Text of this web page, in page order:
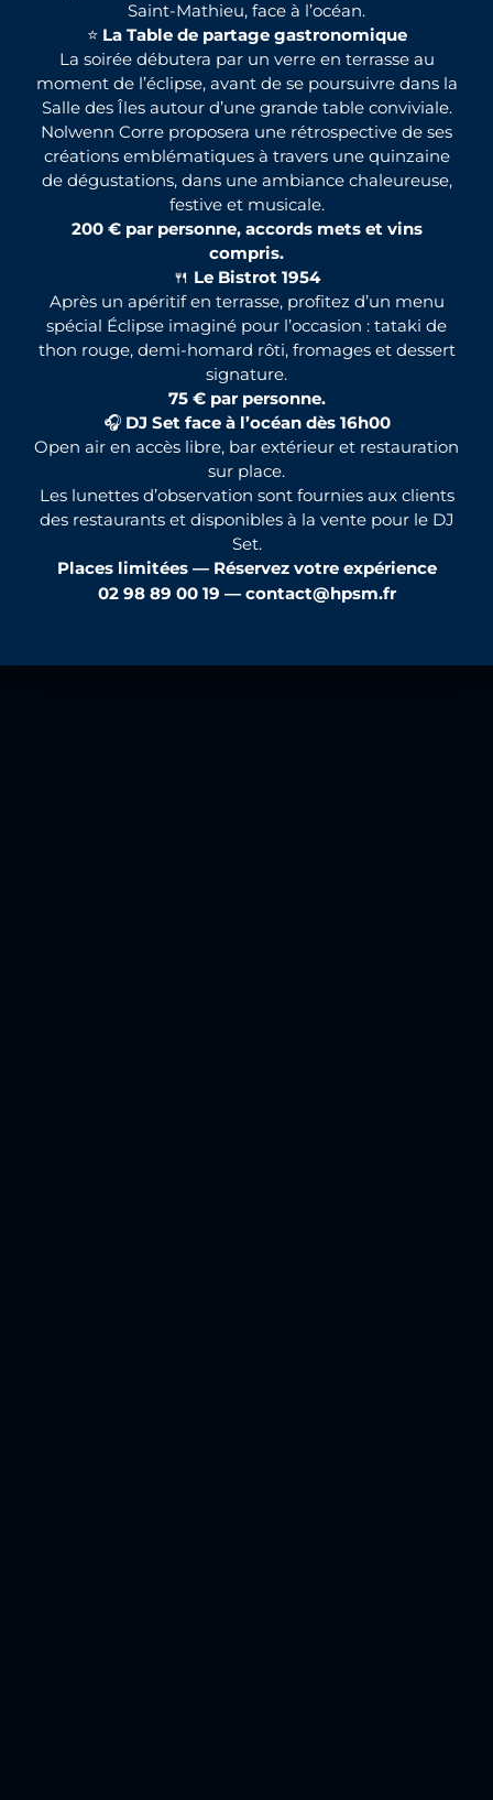
Saint-Mathieu, face à l’océan.
⭐ La Table de partage gastronomique
La soirée débutera par un verre en terrasse au
moment de l’éclipse, avant de se poursuivre dans la
Salle des Îles autour d’une grande table conviviale.
Nolwenn Corre proposera une rétrospective de ses
créations emblématiques à travers une quinzaine
de dégustations, dans une ambiance chaleureuse,
festive et musicale.
200 € par personne, accords mets et vins
compris.
🍴 Le Bistrot 1954
Après un apéritif en terrasse, profitez d’un menu
spécial Éclipse imaginé pour l’occasion : tataki de
thon rouge, demi-homard rôti, fromages et dessert
signature.
75 € par personne.
🎧 DJ Set face à l’océan dès 16h00
Open air en accès libre, bar extérieur et restauration
sur place.
Les lunettes d’observation sont fournies aux clients
des restaurants et disponibles à la vente pour le DJ
Set.
Places limitées — Réservez votre expérience
02 98 89 00 19 — contact@hpsm.fr